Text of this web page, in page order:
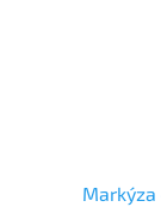
Markýza